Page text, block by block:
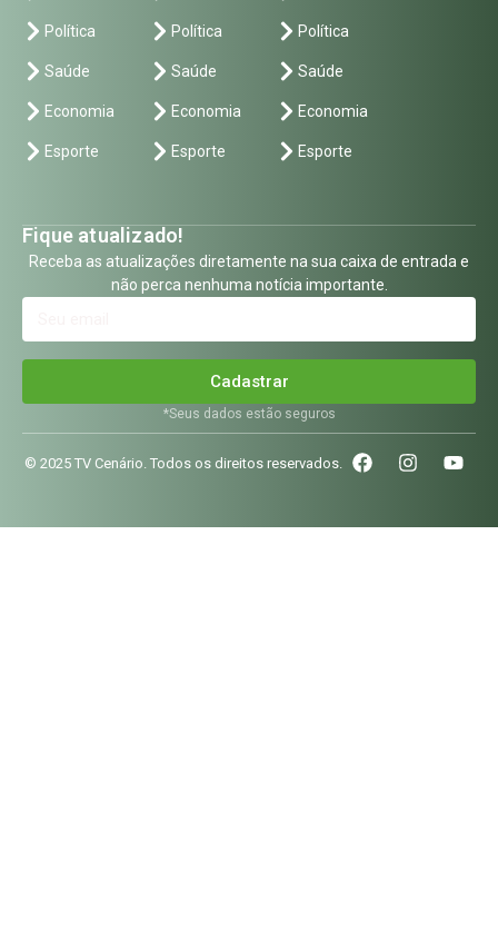
Política
Saúde
Economia
Esporte
Política
Saúde
Economia
Esporte
Política
Saúde
Economia
Esporte
Fique atualizado!
Receba as atualizações diretamente na sua caixa de entrada e
não perca nenhuma notícia importante.
Cadastrar
*Seus dados estão seguros
© 2025 TV Cenário. Todos os direitos reservados.